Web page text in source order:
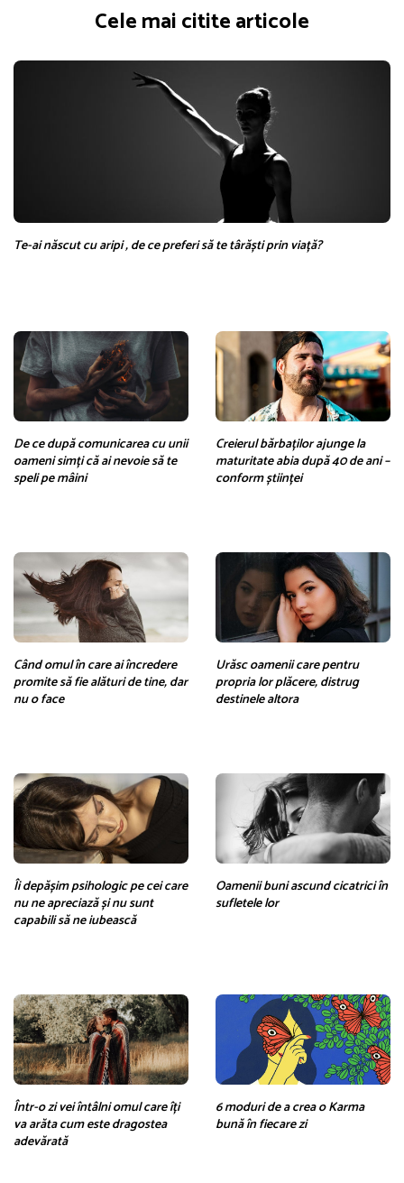
Cele mai citite articole
Te-ai născut cu aripi , de ce preferi să te târăști prin viață?
De ce după comunicarea cu unii
oameni simți că ai nevoie să te
speli pe mâini
Creierul bărbaților ajunge la
maturitate abia după 40 de ani –
conform științei
Când omul în care ai încredere
promite să fie alături de tine, dar
nu o face
Urăsc oamenii care pentru
propria lor plăcere, distrug
destinele altora
Îi depășim psihologic pe cei care
nu ne apreciază și nu sunt
capabili să ne iubească
Oamenii buni ascund cicatrici în
sufletele lor
Într-o zi vei întâlni omul care îți
va arăta cum este dragostea
adevărată
6 moduri de a crea o Karma
bună în fiecare zi